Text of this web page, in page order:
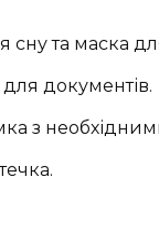
сну та маска
документів.
з